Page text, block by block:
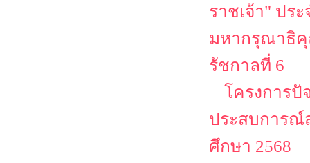
ราชเจ้า" ปร
มหากรุณาธิคุ
รัชกาลที่ 6
โครงการปั
ประสบการณ์
ศึกษา 2568